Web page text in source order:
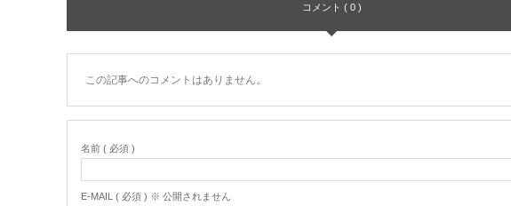
コメント ( 0 )
この記事へのコメントはありません。
名前 ( 必須 )
E-MAIL ( 必須 ) ※ 公開されません